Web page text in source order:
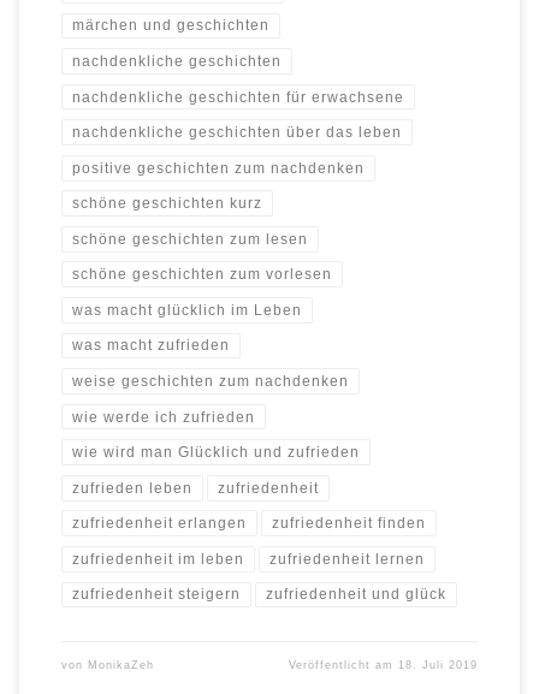
märchen und geschichten
nachdenkliche geschichten
nachdenkliche geschichten für erwachsene
nachdenkliche geschichten über das leben
positive geschichten zum nachdenken
schöne geschichten kurz
schöne geschichten zum lesen
schöne geschichten zum vorlesen
was macht glücklich im Leben
was macht zufrieden
weise geschichten zum nachdenken
wie werde ich zufrieden
wie wird man Glücklich und zufrieden
zufrieden leben zufriedenheit
zufriedenheit erlangen zufriedenheit finden
zufriedenheit im leben zufriedenheit lernen
zufriedenheit steigern zufriedenheit und glück
von MonikaZeh Veröffentlicht am 18. Juli 2019